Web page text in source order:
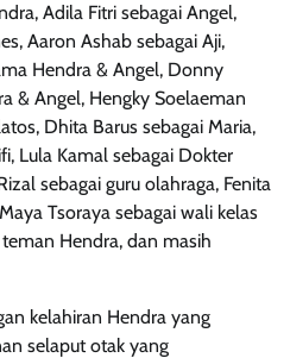
Adila Fitri sebagai Angel,
Aaron Ashab sebagai Aji,
Hendra & Angel, Donny
& Angel, Hengky Soelaeman
Dhita Barus sebagai Maria,
Lula Kamal sebagai Dokter
sebagai guru olahraga, Fenita
Tsoraya sebagai wali kelas
Hendra, dan masih
kelahiran Hendra yang
selaput otak yang